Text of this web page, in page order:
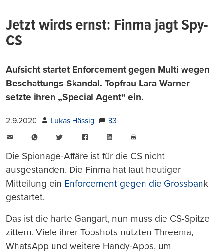
Jetzt wirds ernst: Finma jagt Spy-
CS
Aufsicht startet Enforcement gegen Multi wegen
Beschattungs-Skandal. Topfrau Lara Warner
setzte ihren „Special Agent“ ein.
2.9.2020 Lukas Hässig
83
WhatsAppTwitter FacebookLinkedIn
drucken
Die Spionage-Affäre ist für die CS nicht
ausgestanden. Die Finma hat laut heutiger
Mitteilung ein Enforcement gegen die Grossbank
gestartet.
Das ist die harte Gangart, nun muss die CS-Spitze
zittern. Viele ihrer Topshots nutzten Threema,
WhatsApp und weitere Handy-Apps, um